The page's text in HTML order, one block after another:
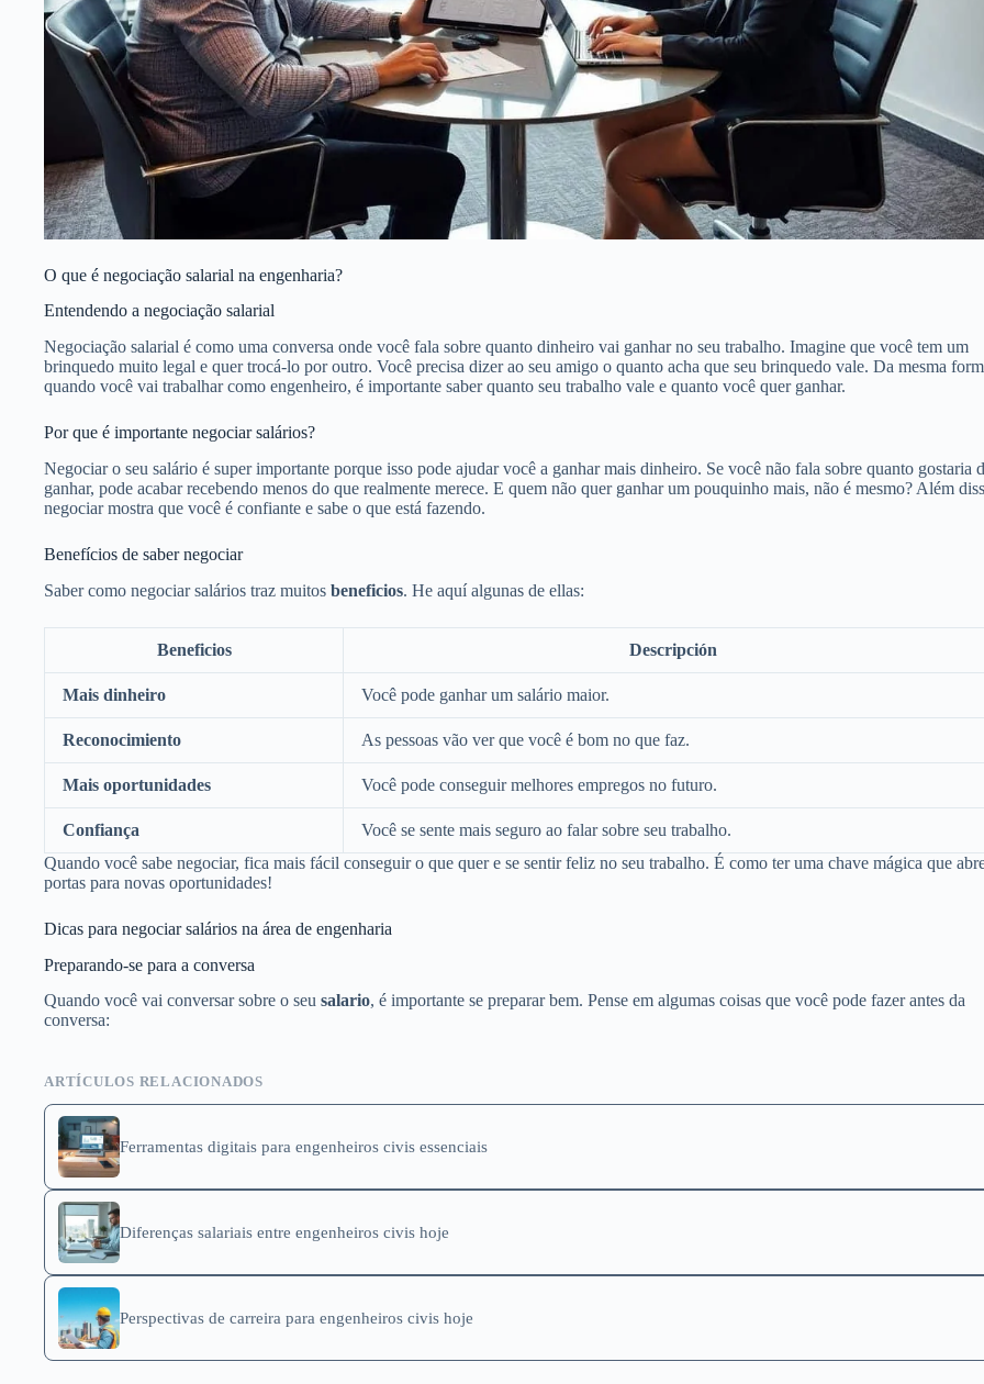
O que é negociação salarial na engenharia?
Entendendo a negociação salarial
Negociação salarial é como uma conversa onde você fala sobre quanto dinheiro vai ganhar no seu trabalho. Imagine que você tem um
brinquedo muito legal e quer trocá-lo por outro. Você precisa dizer ao seu amigo o quanto acha que seu brinquedo vale. Da mesma
quando você vai trabalhar como engenheiro, é importante saber quanto seu trabalho vale e quanto você quer ganhar.
Por que é importante negociar salários?
Negociar o seu salário é super importante porque isso pode ajudar você a ganhar mais dinheiro. Se você não fala sobre quanto gostaria
ganhar, pode acabar recebendo menos do que realmente merece. E quem não quer ganhar um pouquinho mais, não é mesmo? Além
negociar mostra que você é confiante e sabe o que está fazendo.
Benefícios de saber negociar
Saber como negociar salários traz muitos beneficios. He aquí algunas de ellas:
Beneficios Descripción
Mais dinheiro Você pode ganhar um salário maior.
Reconocimiento As pessoas vão ver que você é bom no que faz.
Mais oportunidades Você pode conseguir melhores empregos no futuro.
Confiança
Você se sente mais seguro ao falar sobre seu trabalho.
Quando você sabe negociar, fica mais fácil conseguir o que quer e se sentir feliz no seu trabalho. É como ter uma chave mágica que
portas para novas oportunidades!
Dicas para negociar salários na área de engenharia
Preparando-se para a conversa
Quando você vai conversar sobre o seu salario, é importante se preparar bem. Pense em algumas coisas que você pode fazer antes da
conversa:
ARTÍCULOS RELACIONADOS
Ferramentas digitais para engenheiros civis essenciais
Diferenças salariais entre engenheiros civis hoje
Perspectivas de carreira para engenheiros civis hoje